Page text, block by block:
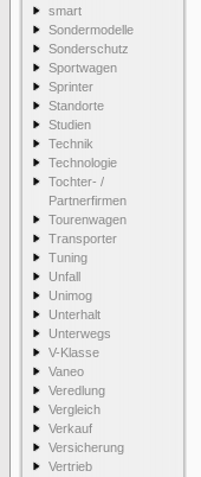
smart
Sondermodelle
Sonderschutz
Sportwagen
Sprinter
Standorte
Studien
Technik
Technologie
Tochter- /
Partnerfirmen
Tourenwagen
Transporter
Tuning
Unfall
Unimog
Unterhalt
Unterwegs
V-Klasse
Vaneo
Veredlung
Vergleich
Verkauf
Versicherung
Vertrieb